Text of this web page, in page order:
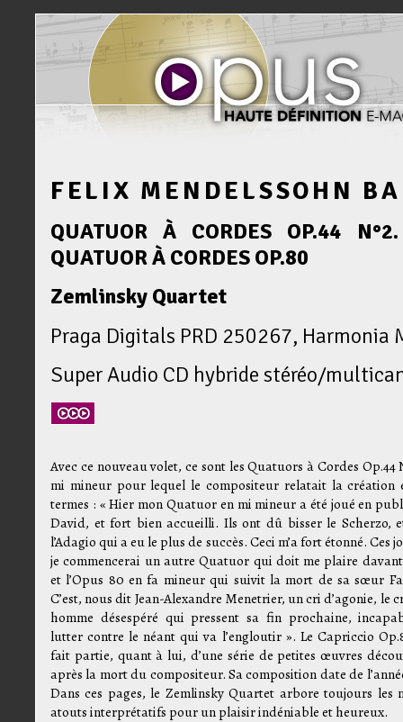
FELIX MENDELSSOHN
QUATUOR À CORDES OP.44
QUATUOR À CORDES OP.80
Zemlinsky Quartet
Praga Digitals PRD 250267,
Super Audio CD hybride stéréo/
Avec ce nouveau volet, ce sont les Quatuors à Cordes Op.44
mi mineur pour lequel le compositeur relatait la création
termes : « Hier mon Quatuor en mi mineur a été joué en
David, et fort bien accueilli. Ils ont dû bisser le Scherzo,
l’Adagio qui a eu le plus de succès. Ceci m’a fort étonné. Ces
je commencerai un autre Quatuor qui doit me plaire
et l’Opus 80 en fa mineur qui suivit la mort de sa sœur
C’est, nous dit Jean-Alexandre Menetrier, un cri d’agonie, le
homme désespéré qui pressent sa fin prochaine,
lutter contre le néant qui va l’engloutir ». Le Capriccio
fait partie, quant à lui, d’une série de petites œuvres
après la mort du compositeur. Sa composition date de
Dans ces pages, le Zemlinsky Quartet arbore toujours les
atouts interprétatifs pour un plaisir indéniable et heureux.